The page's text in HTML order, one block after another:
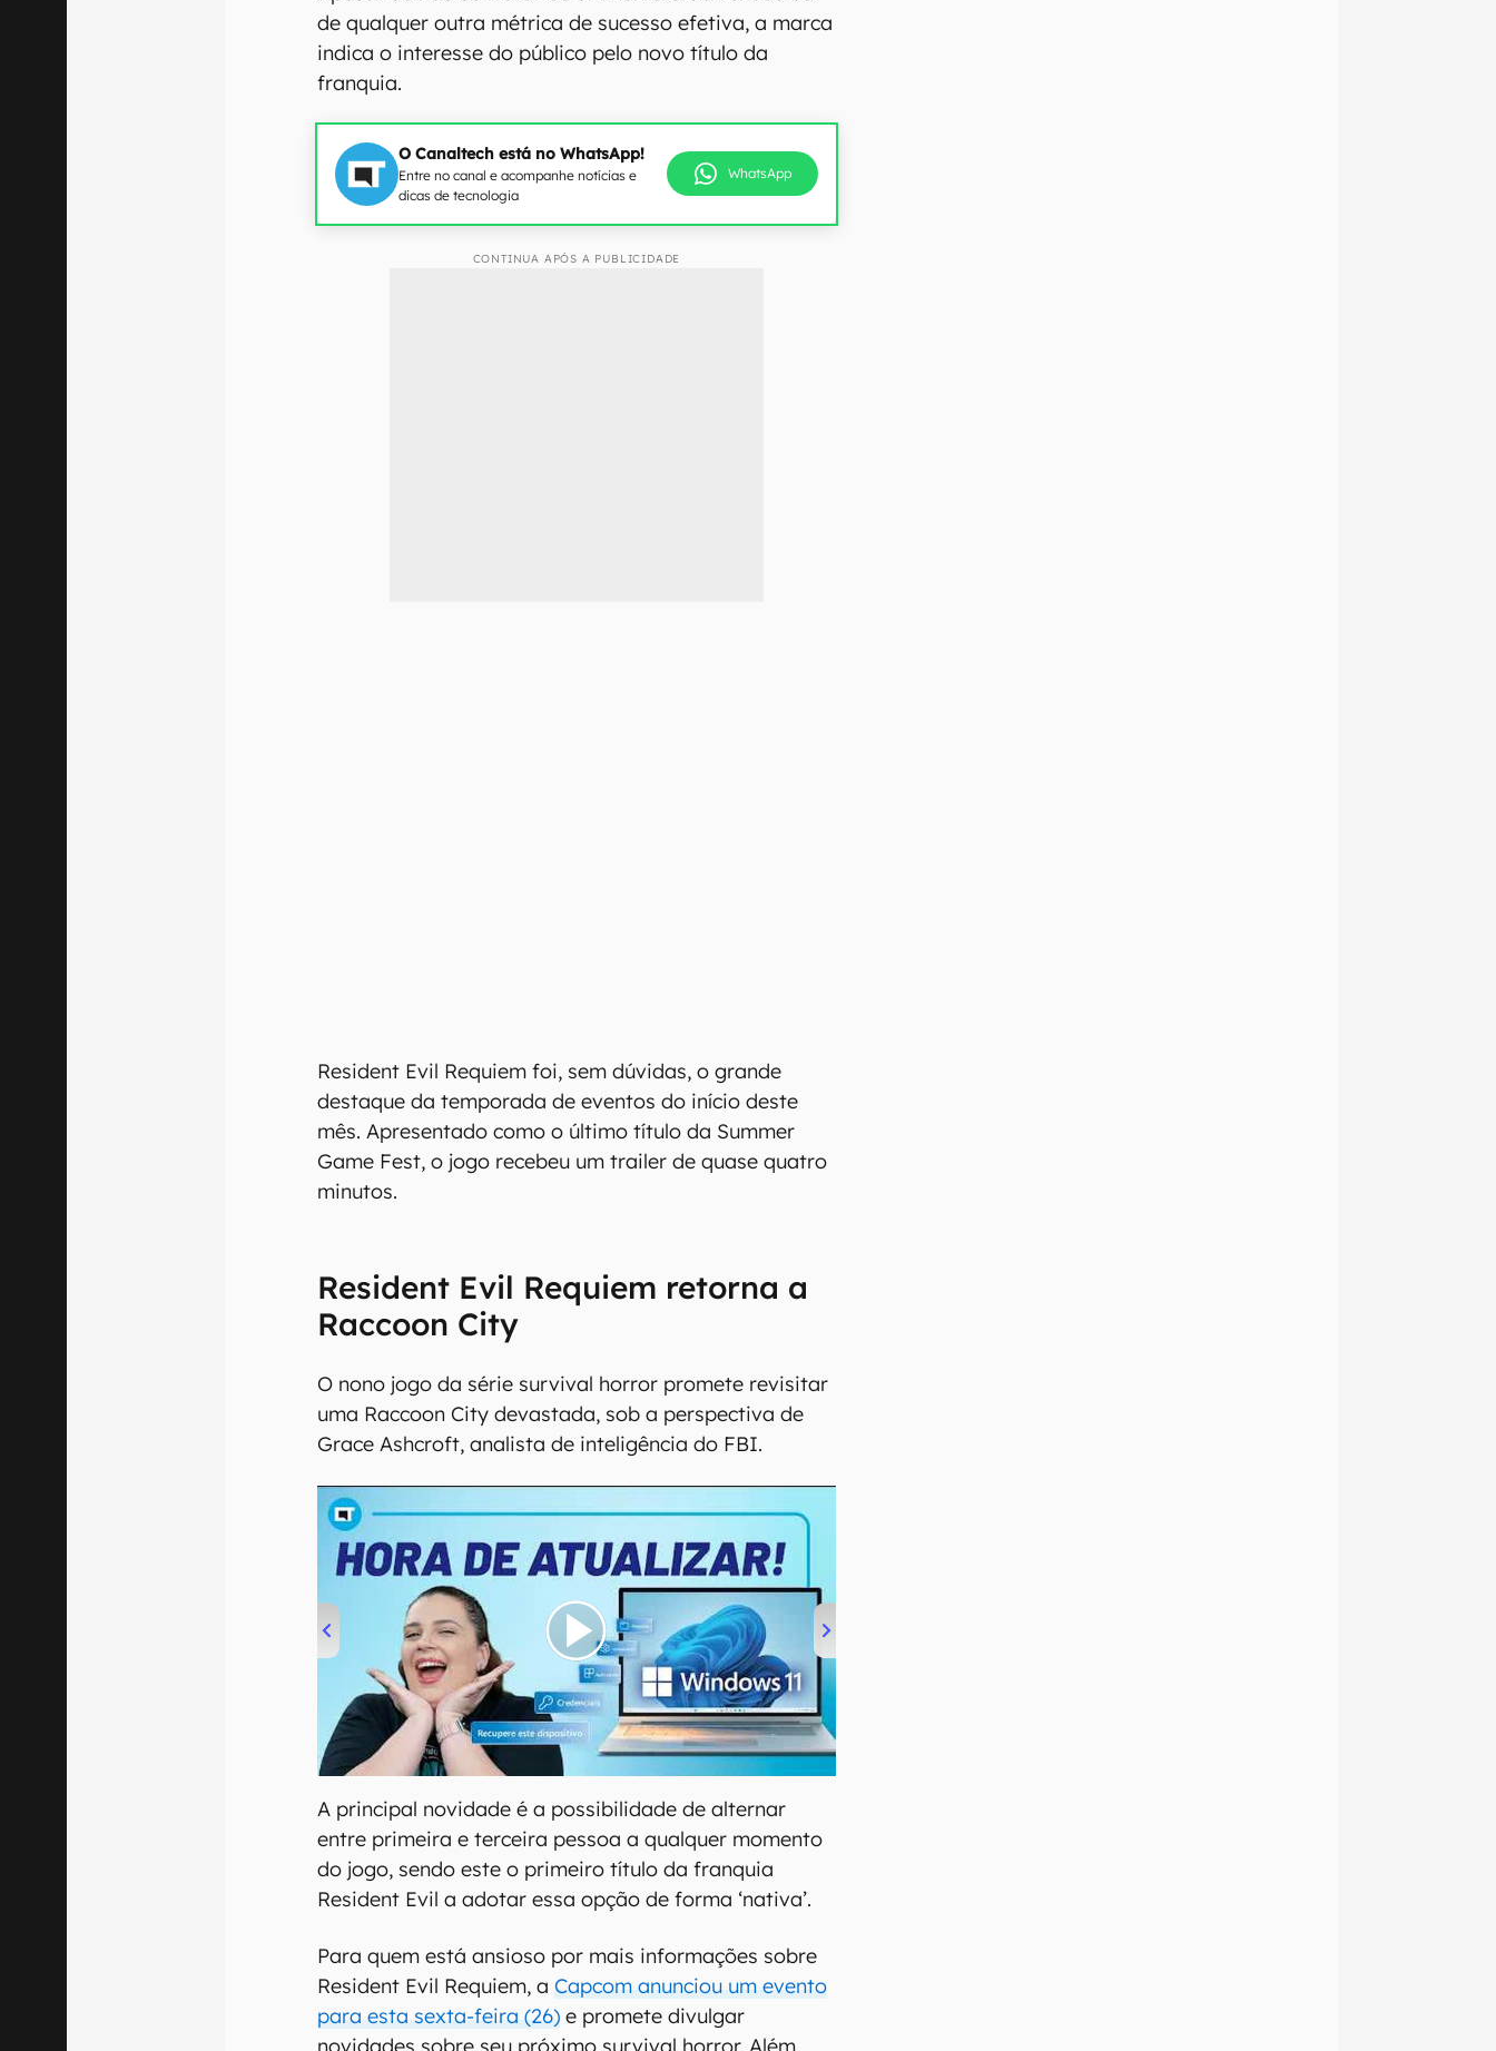
de qualquer outra métrica de sucesso efetiva, a marca
indica o interesse do público pelo novo título da
franquia.
O Canaltech está no WhatsApp!
Entre no canal e acompanhe notícias e
dicas de tecnologia
WhatsApp
CONTINUA APÓS A PUBLICIDADE
Resident Evil Requiem foi, sem dúvidas, o grande
destaque da temporada de eventos do início deste
mês. Apresentado como o último título da Summer
Game Fest, o jogo recebeu um trailer de quase quatro
minutos.
Resident Evil Requiem retorna a
Raccoon City
O nono jogo da série survival horror promete revisitar
uma Raccoon City devastada, sob a perspectiva de
Grace Ashcroft, analista de inteligência do FBI.
00:00/04:52
A principal novidade é a possibilidade de alternar
entre primeira e terceira pessoa a qualquer momento
do jogo, sendo este o primeiro título da franquia
Resident Evil a adotar essa opção de forma ‘nativa’.
Para quem está ansioso por mais informações sobre
Resident Evil Requiem, aCapcom anunciou um evento
para esta sexta-feira (26) e promete divulgar